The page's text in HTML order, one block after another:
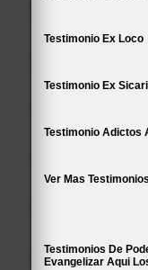
Testimonio Ex Loco
Testimonio Ex
Testimonio Adictos
Ver Mas Testimonios
Testimonios De
Evangelizar Aqui